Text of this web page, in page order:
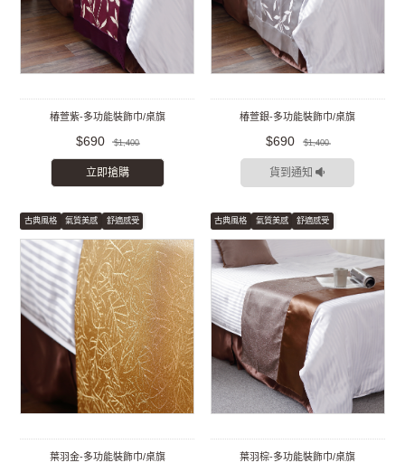
椿萱紫-多功能裝飾巾/桌旗
$690 $1,400
立即搶購
椿萱銀-多功能裝飾巾/桌旗
$690 $1,400
貨到通知
古典風格 氣質美感 舒適感受
葉羽金-多功能裝飾巾/桌旗
古典風格 氣質美感 舒適感受
葉羽棕-多功能裝飾巾/桌旗